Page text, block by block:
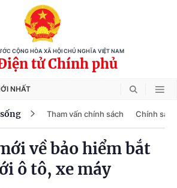
CỘNG HÒA XÃ HỘI CHỦ NGHĨA VIỆT NAM
tử Chính phủ
NHẤT
Tham vấn chính sách Chính
về bảo hiểm bắt
ô tô, xe máy